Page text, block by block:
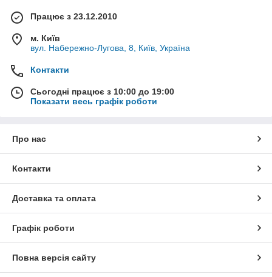
Працює з 23.12.2010
м. Київ
вул. Набережно-Лугова, 8, Київ, Україна
Контакти
Сьогодні працює з 10:00 до 19:00
Показати весь графік роботи
Про нас
Контакти
Доставка та оплата
Графік роботи
Повна версія сайту